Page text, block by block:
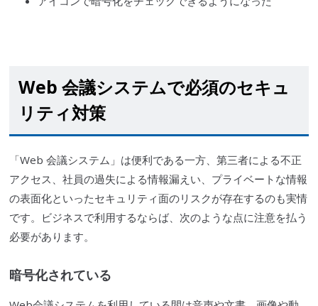
Web 会議システムで必須のセキュ
リティ対策
「Web 会議システム」は便利である一方、第三者による不正
アクセス
、社員の過失による情報漏えい、プライベートな情報
の表面化といったセキュリティ面のリスクが存在するのも実情
です。ビジネスで利用するならば、次のような点に注意を払う
必要があります。
暗号化されている